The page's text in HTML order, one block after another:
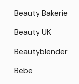
Beauty Bakerie
Beauty UK
Beautyblender
Bebe